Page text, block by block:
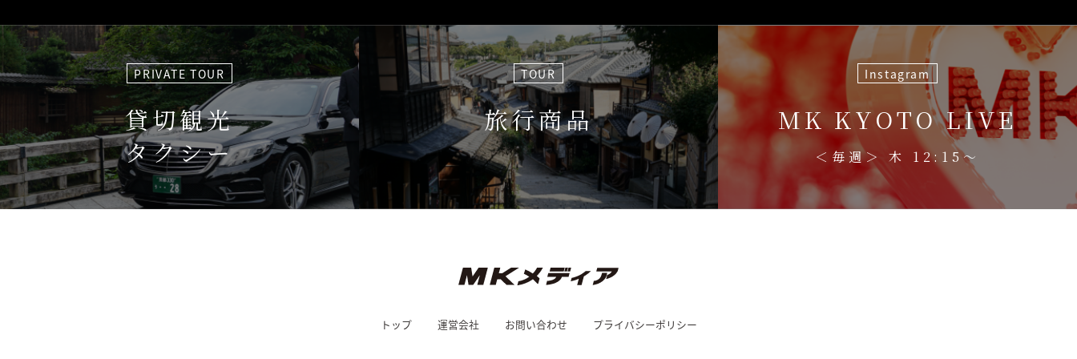
PRIVATE TOUR
貸切観光
タクシー
TOUR
旅行商品
Instagram
MK KYOTO LIVE
＜毎週＞ 木 12:15〜
トップ 運営会社 お問い合わせ プライバシーポリシー